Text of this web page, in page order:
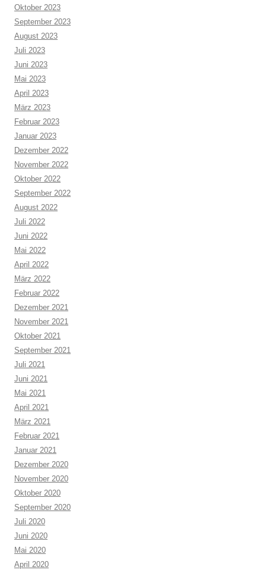
Oktober 2023
September 2023
August 2023
Juli 2023
Juni 2023
Mai 2023
April 2023
März 2023
Februar 2023
Januar 2023
Dezember 2022
November 2022
Oktober 2022
September 2022
August 2022
Juli 2022
Juni 2022
Mai 2022
April 2022
März 2022
Februar 2022
Dezember 2021
November 2021
Oktober 2021
September 2021
Juli 2021
Juni 2021
Mai 2021
April 2021
März 2021
Februar 2021
Januar 2021
Dezember 2020
November 2020
Oktober 2020
September 2020
Juli 2020
Juni 2020
Mai 2020
April 2020